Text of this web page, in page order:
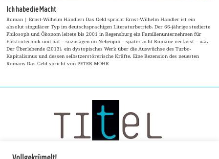
Ich habe die Macht
Roman | Ernst-Wilhelm Händler: Das Geld spricht Ernst-Wilhelm Händler ist ein
absolut singulärer Typ im deutschsprachigen Literaturbetrieb. Der 66-jährige studierte
Philosoph und Ökonom leitete bis 2001 in Regensburg ein Familienunternehmen für
Elektrotechnik und hat – sozusagen im Nebenjob – später acht Romane verfasst – u.a.
Der Überlebende (2013), ein dystopisches Werk über die Auswüchse des Turbo-
Kapitalismus und dessen selbstzerstörerische Kräfte. Eine Rezension des neuesten
Romans Das Geld spricht von PETER MOHR